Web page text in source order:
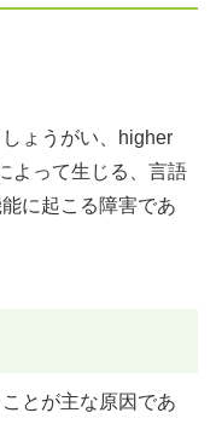
ょうがい、higher
よって生じる、言語
に起こる障害であ
とが主な原因であ